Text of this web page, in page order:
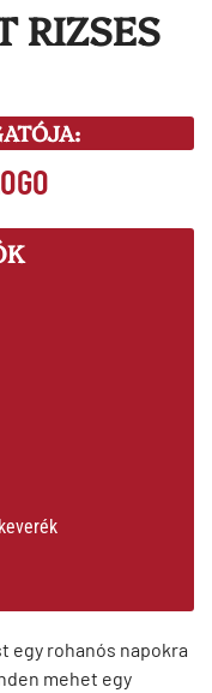
RIZSES
egy rohanós napokra
mehet egy